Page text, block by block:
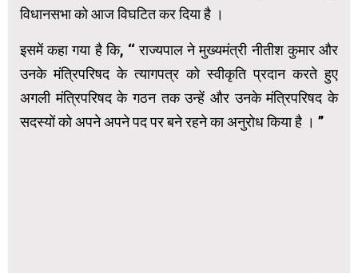
विधानसभा को आज विघटित कर दिया है ।
इसमें कहा गया है कि, ‘‘ राज्यपाल ने मुख्यमंत्री नीतीश कुमार और
उनके मंत्रिपरिषद के त्यागपत्र को स्वीकृति प्रदान करते हुए
अगली मंत्रिपरिषद के गठन तक उन्हें और उनके मंत्रिपरिषद के
सदस्यों को अपने अपने पद पर बने रहने का अनुरोध किया है । ’’